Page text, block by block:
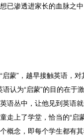
已渗透进家长的血脉之
”，越早接触英语，对
认为“启蒙”的目的在于
语丛中，让他见到英语
走上了学堂，恰当的“启
概念，即每个学生都有其